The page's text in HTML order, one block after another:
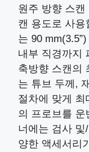
원주 방향 스캔
캔 용도로 사용
는 90
내부 직경까지
축방향 스캔의
는 튜브 두께,
절차에 맞게 최
의 프로브를 운
너에는 검사
양한 액세서리